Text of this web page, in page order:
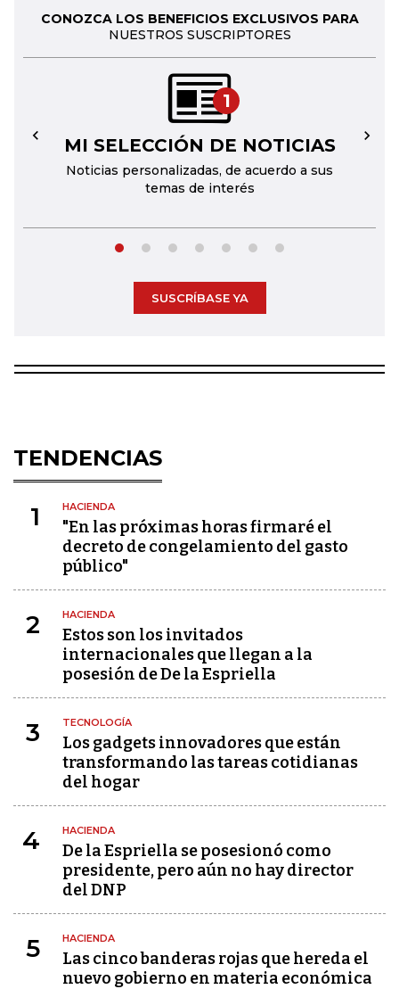
CONOZCA LOS BENEFICIOS EXCLUSIVOS PARA
NUESTROS SUSCRIPTORES
1
MI SELECCIÓN DE NOTICIAS
Noticias personalizadas, de acuerdo a sus
temas de interés
← →
SUSCRÍBASE YA
TENDENCIAS
1 HACIENDA
"En las próximas horas firmaré el
decreto de congelamiento del gasto
público"
2 HACIENDA
Estos son los invitados
internacionales que llegan a la
posesión de De la Espriella
3 TECNOLOGÍA
Los gadgets innovadores que están
transformando las tareas cotidianas
del hogar
4 HACIENDA
De la Espriella se posesionó como
presidente, pero aún no hay director
del DNP
5 HACIENDA
Las cinco banderas rojas que hereda el
nuevo gobierno en materia económica